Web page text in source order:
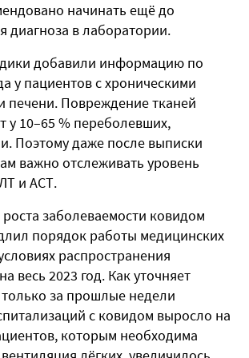
начинать ещё до
диагноза в лаборатории.
добавили информацию по
у пациентов с хроническими
печени. Повреждение тканей
у 10–65 % переболевших,
Поэтому даже после выписки
важно отслеживать уровень
и АСТ.
заболеваемости ковидом
порядок работы медицинских
распространения
весь 2023 год. Как уточняет
за прошлые недели
с ковидом выросло на
которым необходима